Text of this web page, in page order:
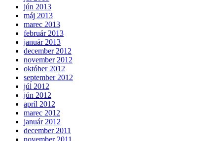
jún 2013
máj 2013
marec 2013
február 2013
január 2013
december 2012
november 2012
október 2012
september 2012
júl 2012
jún 2012
apríl 2012
marec 2012
január 2012
december 2011
november 2011